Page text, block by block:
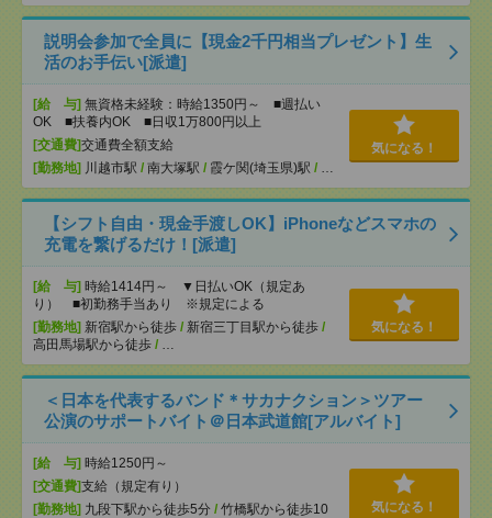
説明会参加で全員に【現金2千円相当プレゼント】生
活のお手伝い[派遣]
[給 与] 無資格未経験：時給1350円～ ■週払い
OK ■扶養内OK ■日収1万800円以上
[交通費]交通費全額支給
[勤務地] 川越市駅 / 南大塚駅 / 霞ケ関(埼玉県)駅 / …
気になる！
【シフト自由・現金手渡しOK】iPhoneなどスマホの
充電を繋げるだけ！[派遣]
[給 与] 時給1414円～ ▼日払いOK（規定あ
り） ■初勤務手当あり ※規定による
[勤務地] 新宿駅から徒歩 / 新宿三丁目駅から徒歩 /
高田馬場駅から徒歩 / …
気になる！
＜日本を代表するバンド＊サカナクション＞ツアー
公演のサポートバイト＠日本武道館[アルバイト]
[給 与] 時給1250円～
[交通費]支給（規定有り）
[勤務地] 九段下駅から徒歩5分 / 竹橋駅から徒歩10
気になる！